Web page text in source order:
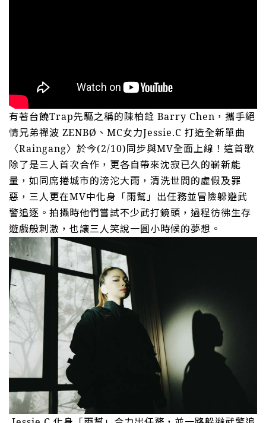
有著台饒Trap先驅之稱的陳柏銓 Barry Chen ，攜手絕
情兄弟禪波 ZENBØ 、 MC女力Jessie.C 打造全新單曲
〈Raingang〉於今(2/10)同步與MV全面上線！這首歌
除了是三人首次合作，更各自帶來沈寂已久的嶄新能
量，如同席捲城市的滂沱大雨，清洗世間的虛假及罪
惡，三人更在MV中化身「雨幫」出任務並冒險躲避武
警追逐。拍攝時他們嘗試不少武打鏡頭，過程彷彿生存
遊戲般刺激，也讓三人笑說一圓小時候的夢想。